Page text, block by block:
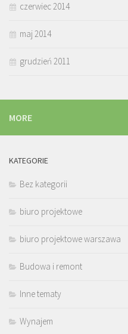
czerwiec 2014
maj 2014
grudzień 2011
MORE
KATEGORIE
Bez kategorii
biuro projektowe
biuro projektowe warszawa
Budowa i remont
Inne tematy
Wynajem